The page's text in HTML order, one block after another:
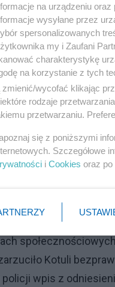
obrotów
240 tys.
platformę z
o odniesienie się
Kotuli
wpis z
na urządzeniu
wysyłane przez
spersonalizowanych
my i Zaufani
charakterystykę
na korzystanie z tych
zmienić/wycofać klikając
rodzaje
przetwarzaniu.
się z poniższymi
Szczegółowe
i Cookies oraz po